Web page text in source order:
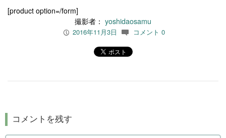
[product option=/form]
撮影者： yoshidaosamu
P 2016年11月3日 c コメント 0
コメントを残す